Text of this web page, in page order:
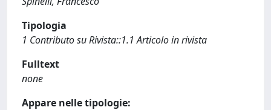
Tipologia
1 Contributo su Rivista::1.1 Articolo in rivista
Fulltext
none
Appare nelle tipologie: